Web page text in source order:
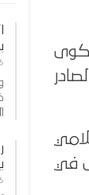
في
6
6